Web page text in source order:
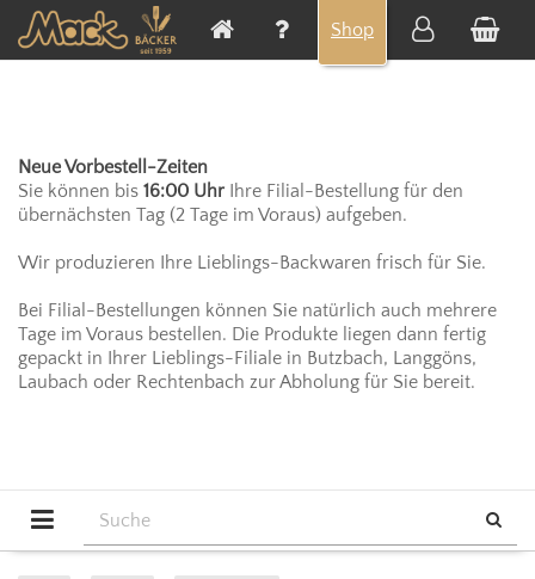
Shop
Neue Vorbestell-Zeiten
Sie können bis 16:00 Uhr Ihre Filial-Bestellung für den
übernächsten Tag (2 Tage im Voraus) aufgeben.
Wir produzieren Ihre Lieblings-Backwaren frisch für Sie.
Bei Filial-Bestellungen können Sie natürlich auch mehrere
Tage im Voraus bestellen. Die Produkte liegen dann fertig
gepackt in Ihrer Lieblings-Filiale in Butzbach, Langgöns,
Laubach oder Rechtenbach zur Abholung für Sie bereit.
Cookie-Einstellungen